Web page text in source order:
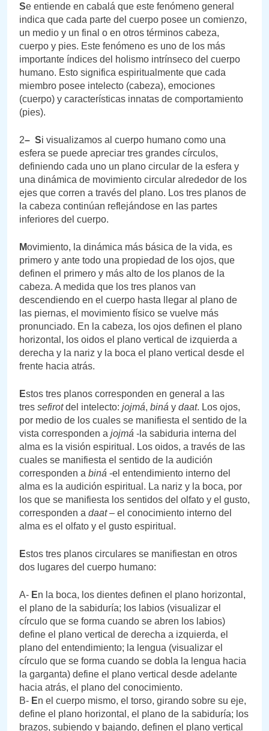
Se entiende en cabalá que este fenómeno general
indica que cada parte del cuerpo posee un comienzo,
un medio y un final o en otros términos cabeza,
cuerpo y pies. Este fenómeno es uno de los más
importante índices del holismo intrínseco del cuerpo
humano. Esto significa espiritualmente que cada
miembro posee intelecto (cabeza), emociones
(cuerpo) y características innatas de comportamiento
(pies).
2– Si visualizamos al cuerpo humano como una
esfera se puede apreciar tres grandes círculos,
definiendo cada uno un plano circular de la esfera y
una dinámica de movimiento circular alrededor de los
ejes que corren a través del plano. Los tres planos de
la cabeza continúan reflejándose en las partes
inferiores del cuerpo.
Movimiento, la dinámica más básica de la vida, es
primero y ante todo una propiedad de los ojos, que
definen el primero y más alto de los planos de la
cabeza. A medida que los tres planos van
descendiendo en el cuerpo hasta llegar al plano de
las piernas, el movimiento físico se vuelve más
pronunciado. En la cabeza, los ojos definen el plano
horizontal, los oidos el plano vertical de izquierda a
derecha y la nariz y la boca el plano vertical desde el
frente hacia atrás.
Estos tres planos corresponden en general a las
tres sefirotdel intelecto: jojmá, biná y daat. Los ojos,
por medio de los cuales se manifiesta el sentido de la
vista corresponden a jojmá -la sabiduria interna del
alma es la visión espiritual. Los oidos, a través de las
cuales se manifiesta el sentido de la audición
corresponden a biná -el entendimiento interno del
alma es la audición espiritual. La nariz y la boca, por
los que se manifiesta los sentidos del olfato y el gusto,
corresponden a daat– el conocimiento interno del
alma es el olfato y el gusto espiritual.
Estos tres planos circulares se manifiestan en otros
dos lugares del cuerpo humano:
A- En la boca, los dientes definen el plano horizontal,
el plano de la sabiduría; los labios (visualizar el
círculo que se forma cuando se abren los labios)
define el plano vertical de derecha a izquierda, el
plano del entendimiento; la lengua (visualizar el
círculo que se forma cuando se dobla la lengua hacia
la garganta) define el plano vertical desde adelante
hacia atrás, el plano del conocimiento.
B- En el cuerpo mismo, el torso, girando sobre su eje,
define el plano horizontal, el plano de la sabiduría; los
brazos, subiendo y bajando, definen el plano vertical